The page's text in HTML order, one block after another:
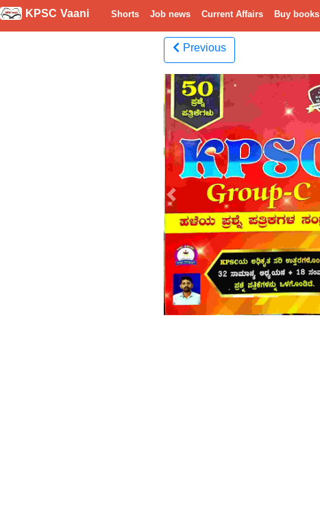
KPSC Vaani Shorts Job news Current Affairs Buy books
Previous
Previous